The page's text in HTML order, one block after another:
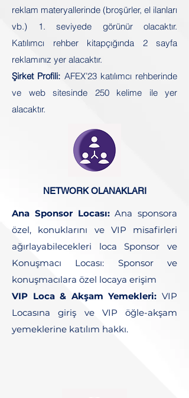
reklam materyallerinde (broşürler, el ilanları
vb.) 1. seviyede görünür olacaktır.
Katılımcı rehber kitapçığında 2 sayfa
reklamınız yer alacaktır.
Şirket Profili: AFEX’23 katılımcı rehberinde
ve web sitesinde 250 kelime ile yer
alacaktır.
NETWORK OLANAKLARI
Ana Sponsor Locası:Ana sponsora
özel, konuklarını ve VIP misafirleri
ağırlayabilecekleri loca Sponsor ve
Konuşmacı Locası: Sponsor ve
konuşmacılara özel locaya erişim
VIP Loca & Akşam Yemekleri: VIP
Locasına giriş ve VIP öğle-akşam
yemeklerine katılım hakkı.